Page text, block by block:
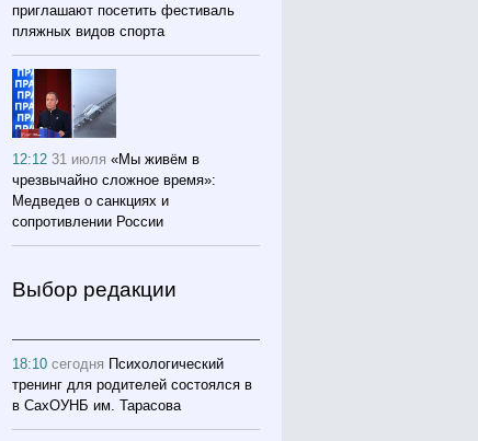
приглашают посетить фестиваль
пляжных видов спорта
12:1231 июля «Мы живём в
чрезвычайно сложное время»:
Медведев о санкциях и
сопротивлении России
Выбор редакции
18:10сегодня Психологический
тренинг для родителей состоялся в
в СахОУНБ им. Тарасова